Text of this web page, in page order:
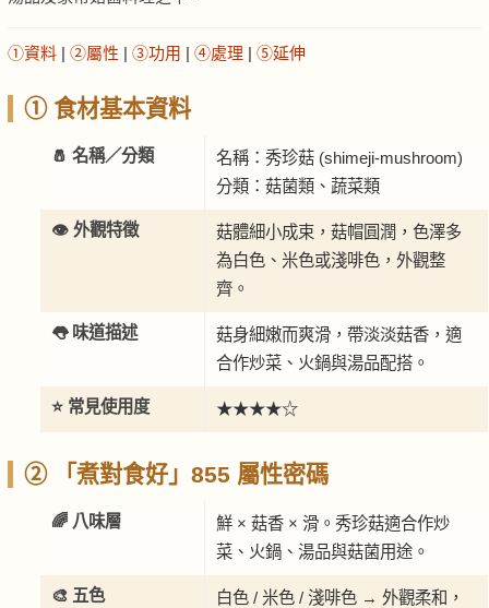
①資料 | ②屬性 | ③功用 | ④處理 | ⑤延伸
① 食材基本資料
🧂 名稱／分類
名稱：秀珍菇 (shimeji-mushroom)
分類：菇菌類、蔬菜類
👁️ 外觀特徵
菇體細小成束，菇帽圓潤，色澤多
為白色、米色或淺啡色，外觀整
齊。
👅 味道描述
菇身細嫩而爽滑，帶淡淡菇香，適
合作炒菜、火鍋與湯品配搭。
⭐ 常見使用度 ★★★★☆
② 「煮對食好」855 屬性密碼
🌈 八味層
鮮 × 菇香 × 滑。秀珍菇適合作炒
菜、火鍋、湯品與菇菌用途。
🎨 五色
白色 / 米色 / 淺啡色 → 外觀柔和，